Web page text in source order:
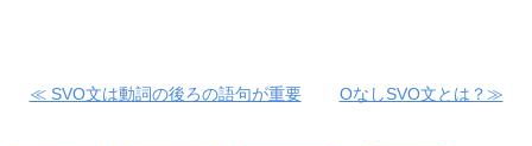
≪ SVO文は動詞の後ろの語句が重要 OなしSVO文とは？≫